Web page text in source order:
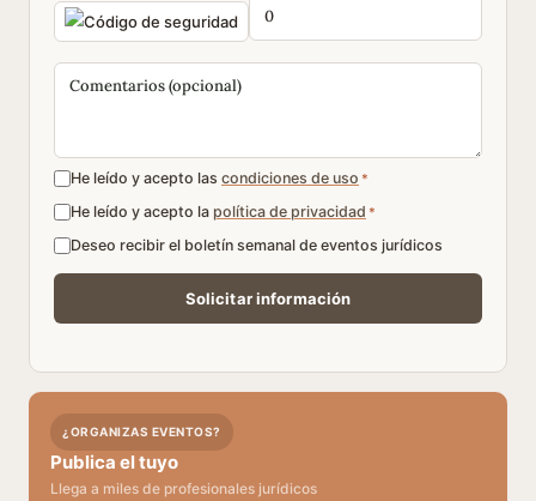
He leído y acepto las condiciones de uso *
He leído y acepto la política de privacidad *
Deseo recibir el boletín semanal de eventos jurídicos
¿ORGANIZAS EVENTOS?
Publica el tuyo
Llega a miles de profesionales jurídicos